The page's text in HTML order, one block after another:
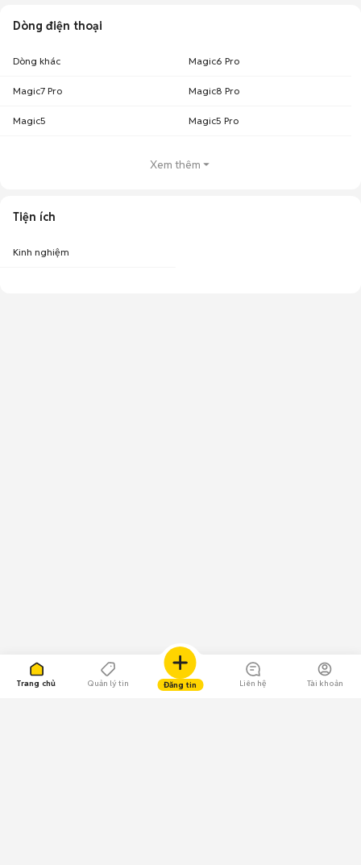
Trang chủ Quản lý tin Đăng tin Liên hệ Tài khoản
Dòng điện thoại
Dòng khác Magic6 Pro
Magic7 Pro Magic8 Pro
Magic5 Magic5 Pro
Xem thêm
Tiện ích
Kinh nghiệm